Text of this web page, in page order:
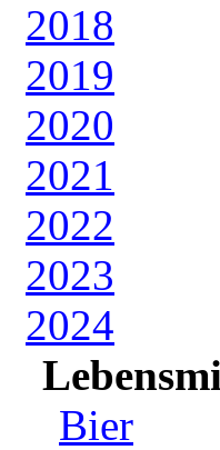
2018
2019
2020
2021
2022
2023
2024
Bier